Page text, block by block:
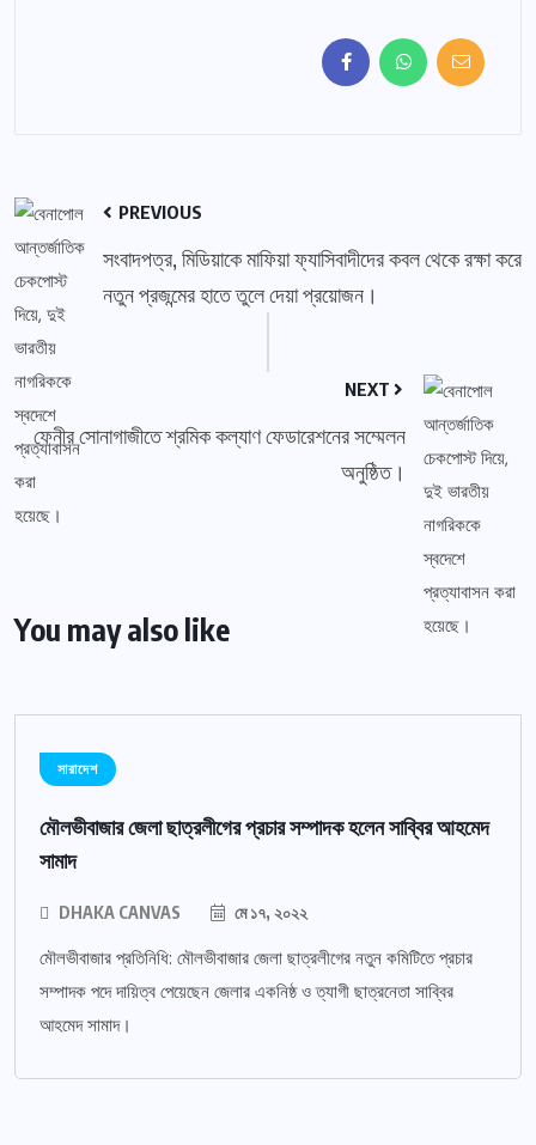
PREVIOUS
সংবাদপত্র, মিডিয়াকে মাফিয়া ফ্যাসিবাদীদের কবল থেকে রক্ষা করে
নতুন প্রজন্মের হাতে তুলে দেয়া প্রয়োজন।
NEXT
ফেনীর সোনাগাজীতে শ্রমিক কল্যাণ ফেডারেশনের সম্মেলন
অনুষ্ঠিত।
You may also like
সারাদেশ
মৌলভীবাজার জেলা ছাত্রলীগের প্রচার সম্পাদক হলেন সাব্বির আহমেদ
সামাদ
DHAKA CANVAS মে ১৭, ২০২২
মৌলভীবাজার প্রতিনিধি: মৌলভীবাজার জেলা ছাত্রলীগের নতুন কমিটিতে প্রচার
সম্পাদক পদে দায়িত্ব পেয়েছেন জেলার একনিষ্ঠ ও ত্যাগী ছাত্রনেতা সাব্বির
আহমেদ সামাদ।